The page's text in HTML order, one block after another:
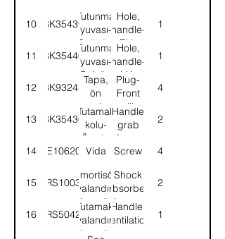
10 8K35439
Tutunma
yuvası-
Sağ, ön
panjur
Hole,
handle-
RH-
Front
grille
1
11 8K35440
Tutunma
yuvası-
Sol, ön
panjur
Hole,
handle-
LH-
Front
grille
1
12 8K93243
Tapa,
ön
panjur
Plug-
Front
grille
4
13 8K35436
Tutamak
kolu-
Ön, ön
panjur
Handle
grab
front-
Front
2
14 SE106204Vida Screw 4
1558RS100305
Amortisör,
havalandırma
kapağı
Shock
absorber,
air cover
2
1658RS504206
Tutamak,
havalandırma
kapağı
Handle,
ventilation
1